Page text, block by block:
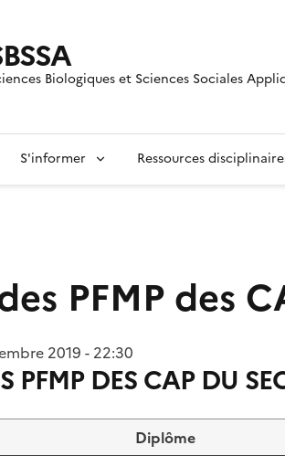
Biologiques et Sciences Sociales
S'informer Ressources
PFMP des
2019 - 22:30
PFMP DES CAP DU
Diplôme